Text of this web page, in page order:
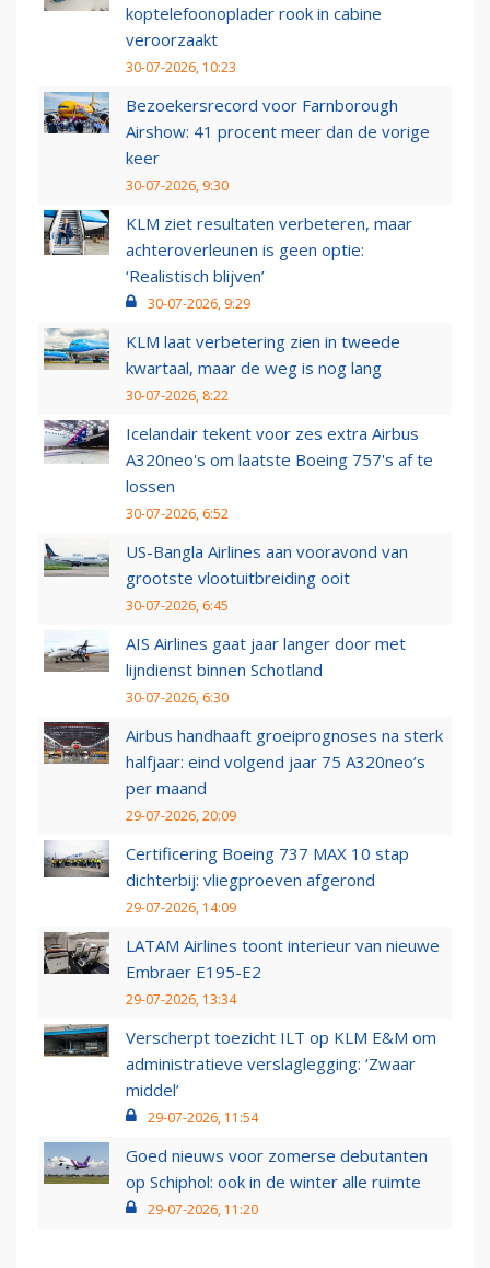
koptelefoonoplader rook in cabine
veroorzaakt
30-07-2026, 10:23
Bezoekersrecord voor Farnborough
Airshow: 41 procent meer dan de vorige
keer
30-07-2026, 9:30
KLM ziet resultaten verbeteren, maar
achteroverleunen is geen optie:
‘Realistisch blijven’
30-07-2026, 9:29
KLM laat verbetering zien in tweede
kwartaal, maar de weg is nog lang
30-07-2026, 8:22
Icelandair tekent voor zes extra Airbus
A320neo's om laatste Boeing 757's af te
lossen
30-07-2026, 6:52
US-Bangla Airlines aan vooravond van
grootste vlootuitbreiding ooit
30-07-2026, 6:45
AIS Airlines gaat jaar langer door met
lijndienst binnen Schotland
30-07-2026, 6:30
Airbus handhaaft groeiprognoses na sterk
halfjaar: eind volgend jaar 75 A320neo’s
per maand
29-07-2026, 20:09
Certificering Boeing 737 MAX 10 stap
dichterbij: vliegproeven afgerond
29-07-2026, 14:09
LATAM Airlines toont interieur van nieuwe
Embraer E195-E2
29-07-2026, 13:34
Verscherpt toezicht ILT op KLM E&M om
administratieve verslaglegging: ‘Zwaar
middel’
29-07-2026, 11:54
Goed nieuws voor zomerse debutanten
op Schiphol: ook in de winter alle ruimte
29-07-2026, 11:20